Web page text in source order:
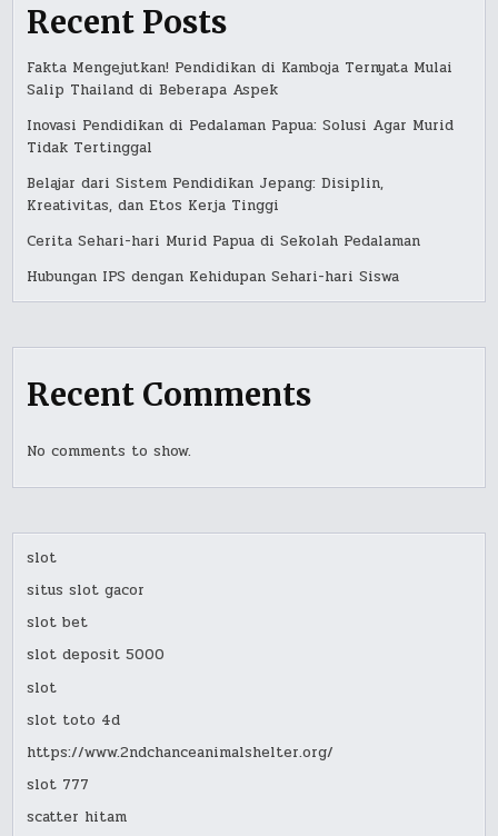
Recent Posts
Fakta Mengejutkan! Pendidikan di Kamboja Ternyata Mulai
Salip Thailand di Beberapa Aspek
Inovasi Pendidikan di Pedalaman Papua: Solusi Agar Murid
Tidak Tertinggal
Belajar dari Sistem Pendidikan Jepang: Disiplin,
Kreativitas, dan Etos Kerja Tinggi
Cerita Sehari-hari Murid Papua di Sekolah Pedalaman
Hubungan IPS dengan Kehidupan Sehari-hari Siswa
Recent Comments
No comments to show.
slot
situs slot gacor
slot bet
slot deposit 5000
slot
slot toto 4d
https://www.2ndchanceanimalshelter.org/
slot 777
scatter hitam